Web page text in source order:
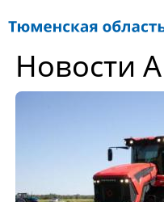
Новости